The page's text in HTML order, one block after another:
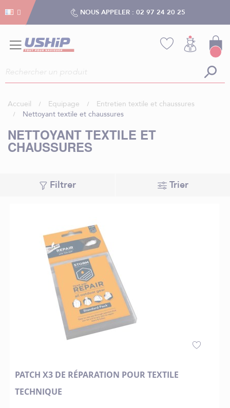
NOUS APPELER : 02 97 24 20 25
Accueil Equipage
Entretien textile et chaussures
Nettoyant textile et chaussures
NETTOYANT TEXTILE ET
CHAUSSURES
Filtrer Trier
PATCH X3 DE RÉPARATION POUR TEXTILE
TECHNIQUE
Gestion des cookies
Gestion des cookies